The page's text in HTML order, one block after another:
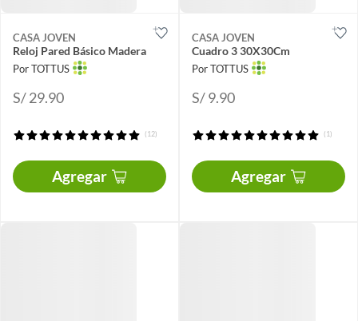
CASA JOVEN
Reloj Pared Básico Madera
Por TOTTUS
S/ 29.90
(12)
Agregar
CASA JOVEN
Cuadro 3 30X30Cm
Por TOTTUS
S/ 9.90
(1)
Agregar